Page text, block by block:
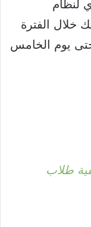
لنظام
في 1439هـ، وذلك خلال الفترة
يوم الخامس
طلاب